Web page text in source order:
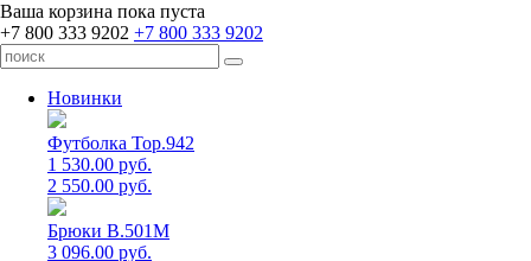
Ваша корзина пока пуста
+7 800 333 9202 +7 800 333 9202
Новинки
Футболка Top.942
1 530.00 руб.
2 550.00 руб.
Брюки B.501M
3 096.00 руб.